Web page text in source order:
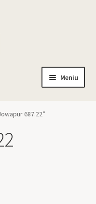
Meniu
687.22”